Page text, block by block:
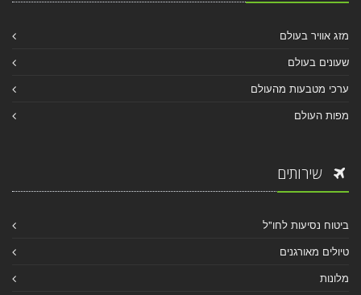
מזג אוויר בעולם
שעונים בעולם
ערכי מטבעות מהעולם
מפות העולם
שירותים
ביטוח נסיעות לחו"ל
טיולים מאורגנים
מלונות